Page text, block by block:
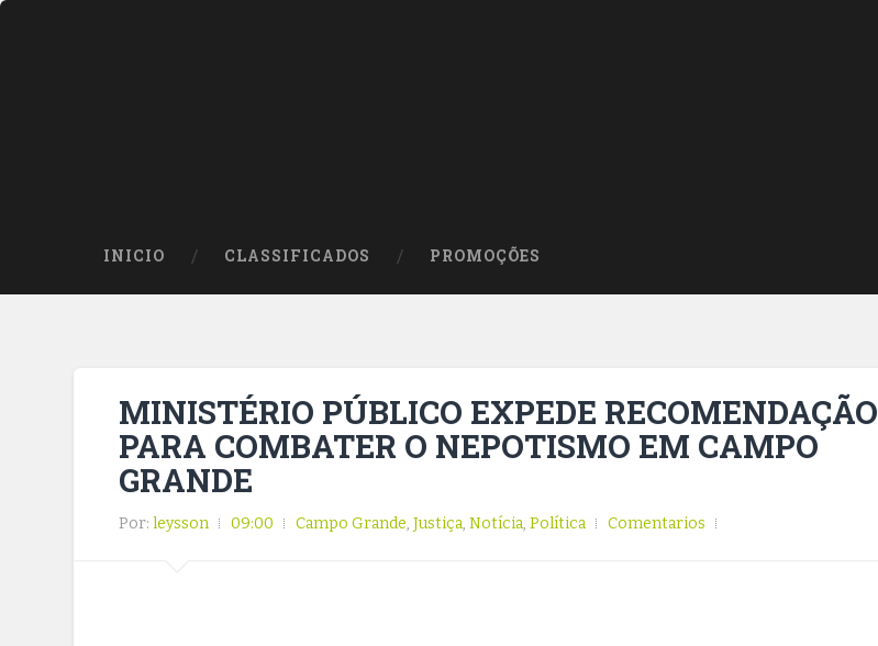
INICIO CLASSIFICADOS PROMOÇÕES
MINISTÉRIO PÚBLICO EXPEDE RECOMENDAÇÃO
PARA COMBATER O NEPOTISMO EM CAMPO
GRANDE
Por:leysson 09:00 Campo Grande,Justiça,Notícia,Política Comentarios